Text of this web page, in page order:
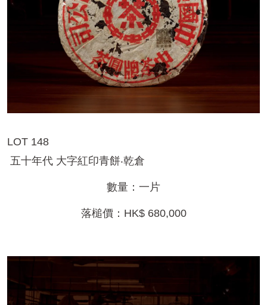
LOT 148
五十年代 大字紅印青餅‧乾倉
數量：一片
落槌價：HK$ 680,000